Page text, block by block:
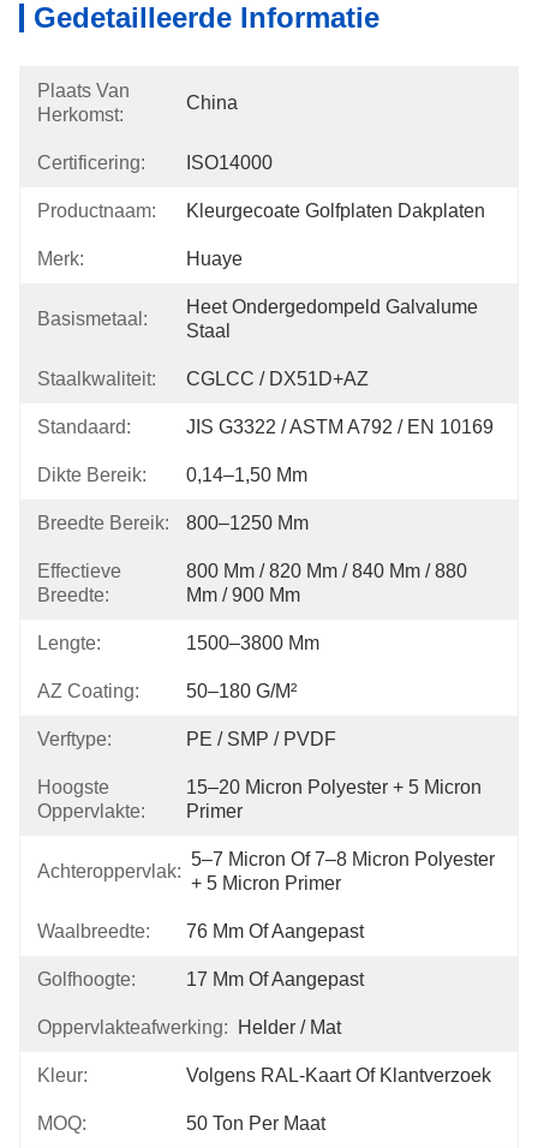
Gedetailleerde Informatie
Plaats Van
Herkomst:
China
Certificering: ISO14000
Productnaam: Kleurgecoate Golfplaten Dakplaten
Merk: Huaye
Basismetaal:
Heet Ondergedompeld Galvalume
Staal
Staalkwaliteit: CGLCC / DX51D+AZ
Standaard: JIS G3322 / ASTM A792 / EN 10169
Dikte Bereik: 0,14–1,50 Mm
Breedte Bereik: 800–1250 Mm
Effectieve
Breedte:
800 Mm / 820 Mm / 840 Mm / 880
Mm / 900 Mm
Lengte: 1500–3800 Mm
AZ Coating: 50–180 G/m²
Verftype: PE / SMP / PVDF
Hoogste
Oppervlakte:
15–20 Micron Polyester + 5 Micron
Primer
Achteroppervlak:
5–7 Micron Of 7–8 Micron Polyester
+ 5 Micron Primer
Waalbreedte: 76 Mm Of Aangepast
Golfhoogte: 17 Mm Of Aangepast
Oppervlakteafwerking: Helder / Mat
Kleur: Volgens RAL-Kaart Of Klantverzoek
MOQ: 50 Ton Per Maat